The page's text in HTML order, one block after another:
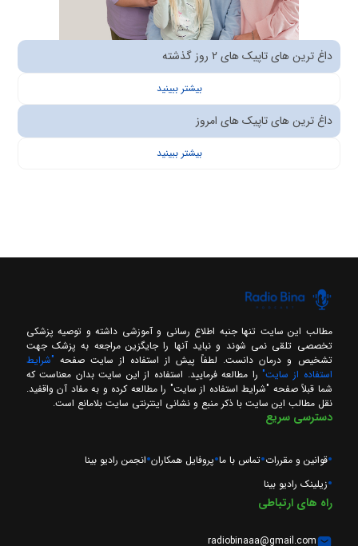
داغ ترین های تاپیک های 2 روز گذشته
بیشتر ببینید
داغ ترین های تاپیک های امروز
بیشتر ببینید
مطالب این سایت تنها جنبه اطلاع رسانی و آموزشی داشته و توصیه پزشکی
تخصصی تلقی نمی شوند و نباید آنها را جایگزین مراجعه به پزشک جهت
تشخیص و درمان دانست. لطفاً پیش از استفاده از سایت صفحه "شرایط
استفاده از سایت" را مطالعه فرمایید. استفاده از این سایت بدان معناست که
شما قبلاً صفحه "شرایط استفاده از سایت" را مطالعه کرده و به مفاد آن واقفید.
نقل مطالب این سایت با ذکر منبع و نشانی اینترنتی سایت بلامانع است.
دسترسی سریع
قوانین و مقررات تماس با ما پروفایل همکاران انجمن رادیو بینا
زیلینک رادیو بینا
راه های ارتباطی
radiobinaaa@gmail.com